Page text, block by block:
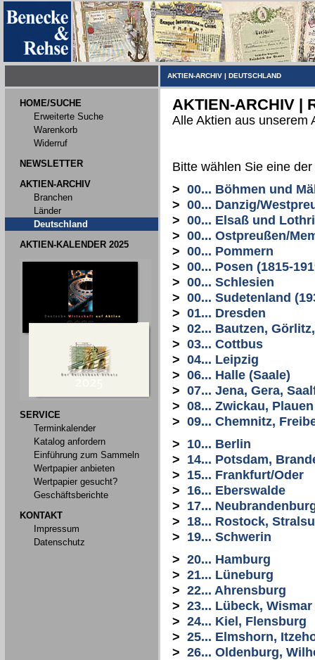
AKTIEN-ARCHIV | DEUTSCHLAND
HOME/SUCHE
Erweiterte Suche
Warenkorb
Widerruf
NEWSLETTER
AKTIEN-ARCHIV
Branchen
Länder
Deutschland
AKTIEN-KALENDER 2025
SERVICE
Terminkalender
Katalog anfordern
Einführung zum Sammeln
Wertpapier anbieten
Wertpapier gesucht?
Geschäftsberichte
KONTAKT
Impressum
Datenschutz
AKTIEN-ARCHIV |
Alle Aktien aus unserem
Bitte wählen Sie eine
> 00... Böhmen und
> 00... Danzig/
> 00... Elsaß und
> 00... Ostpreußen/
> 00... Pommern
> 00... Posen (1815-
> 00... Schlesien
> 00... Sudetenland
> 01... Dresden
> 02... Bautzen,
> 03... Cottbus
> 04... Leipzig
> 06... Halle (Saale)
> 07... Jena, Gera,
> 08... Zwickau, Plauen
> 09... Chemnitz,
> 10... Berlin
> 14... Potsdam,
> 15... Frankfurt/Oder
> 16... Eberswalde
> 17...
> 18... Rostock,
> 19... Schwerin
> 20... Hamburg
> 21... Lüneburg
> 22... Ahrensburg
> 23... Lübeck, Wismar
> 24... Kiel, Flensburg
> 25... Elmshorn,
> 26... Oldenburg,